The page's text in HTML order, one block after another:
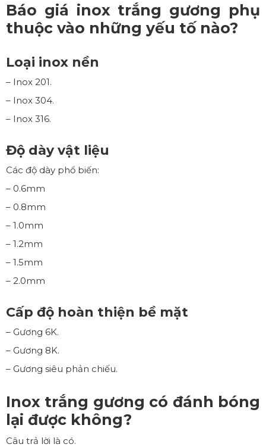
Báo giá inox trắng gương phụ
thuộc vào những yếu tố nào?
Loại inox nền
– Inox 201.
– Inox 304.
– Inox 316.
Độ dày vật liệu
Các độ dày phổ biến:
– 0.6mm
– 0.8mm
– 1.0mm
– 1.2mm
– 1.5mm
– 2.0mm
Cấp độ hoàn thiện bề mặt
– Gương 6K.
– Gương 8K.
– Gương siêu phản chiếu.
Inox trắng gương có đánh bóng
lại được không?
Câu trả lời là có.